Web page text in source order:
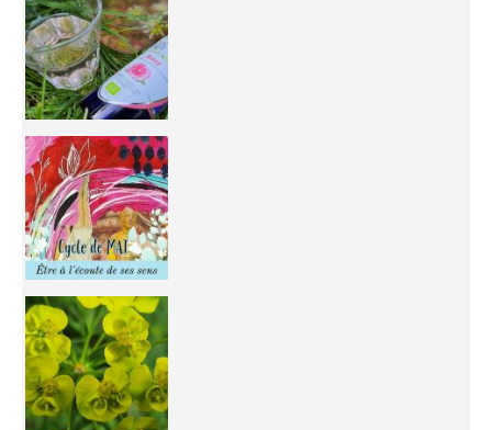
Inhabit your body and understand its
You're